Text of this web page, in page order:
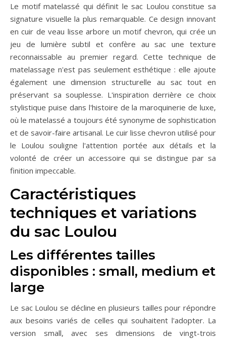
Le motif matelassé qui définit le sac Loulou constitue sa
signature visuelle la plus remarquable. Ce design innovant
en cuir de veau lisse arbore un motif chevron, qui crée un
jeu de lumière subtil et confère au sac une texture
reconnaissable au premier regard. Cette technique de
matelassage n'est pas seulement esthétique : elle ajoute
également une dimension structurelle au sac tout en
préservant sa souplesse. L'inspiration derrière ce choix
stylistique puise dans l'histoire de la maroquinerie de luxe,
où le matelassé a toujours été synonyme de sophistication
et de savoir-faire artisanal. Le cuir lisse chevron utilisé pour
le Loulou souligne l'attention portée aux détails et la
volonté de créer un accessoire qui se distingue par sa
finition impeccable.
Caractéristiques
techniques et variations
du sac Loulou
Les différentes tailles
disponibles : small, medium et
large
Le sac Loulou se décline en plusieurs tailles pour répondre
aux besoins variés de celles qui souhaitent l'adopter. La
version small, avec ses dimensions de vingt-trois